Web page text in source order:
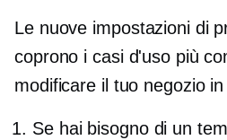
Le nuove impostazioni di
coprono i casi d'uso più
modificare il tuo negozio
Se hai bisogno di un